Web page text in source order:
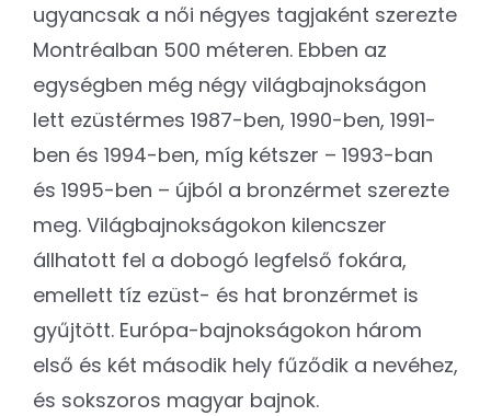
ugyancsak a női négyes tagjaként szerezte
Montréalban 500 méteren. Ebben az
egységben még négy világbajnokságon
lett ezüstérmes 1987-ben, 1990-ben, 1991-
ben és 1994-ben, míg kétszer – 1993-ban
és 1995-ben – újból a bronzérmet szerezte
meg. Világbajnokságokon kilencszer
állhatott fel a dobogó legfelső fokára,
emellett tíz ezüst- és hat bronzérmet is
gyűjtött. Európa-bajnokságokon három
első és két második hely fűződik a nevéhez,
és sokszoros magyar bajnok.